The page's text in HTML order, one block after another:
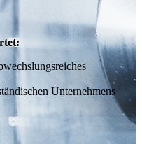
Unternehmens